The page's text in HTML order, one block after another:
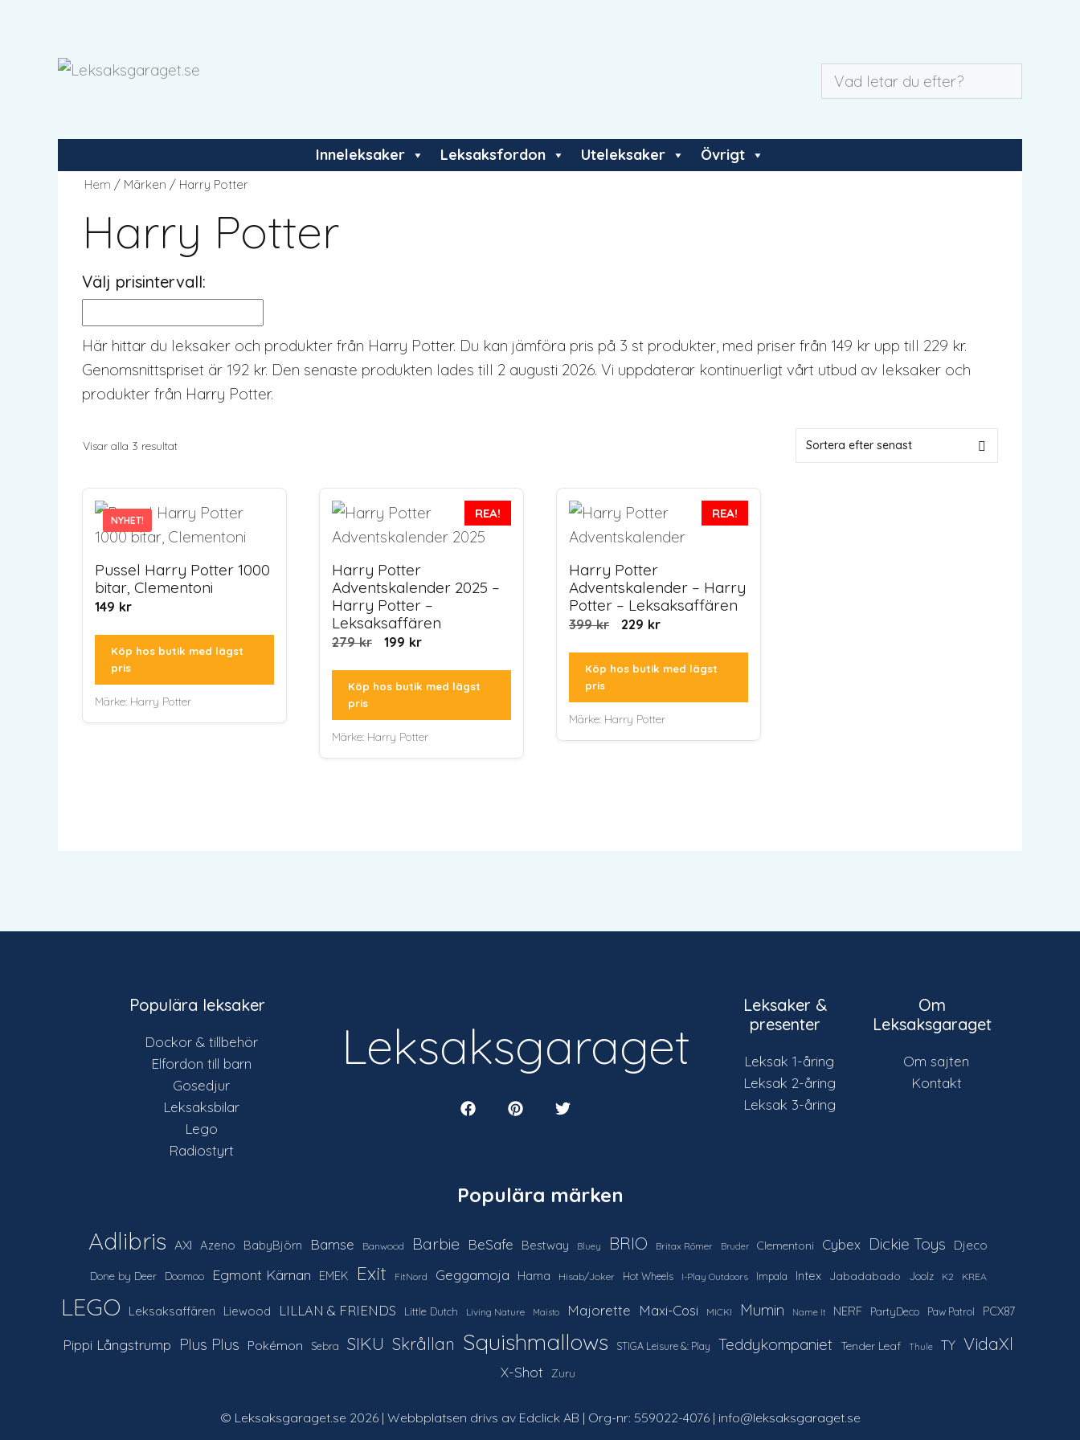
Inneleksaker Leksaksfordon Uteleksaker Övrigt
Hem / Märken / Harry Potter
Harry Potter
Välj prisintervall:
Här hittar du leksaker och produkter från Harry Potter. Du kan jämföra pris på 3 st produkter, med priser från 149 kr upp till 229 kr.
Genomsnittspriset är 192 kr. Den senaste produkten lades till 2 augusti 2026. Vi uppdaterar kontinuerligt vårt utbud av leksaker och
produkter från Harry Potter.
Visar alla 3 resultatSortera
NYHET!
NYHET!
Pussel Harry Potter 1000
bitar, Clementoni
149 kr
Köp hos butik med lägst
pris
Märke: Harry Potter
REA!
Harry Potter
Adventskalender 2025 –
Harry Potter –
Leksaksaffären
279kr
Det
priset
279 kr.
199 krDet
priset
199 kr.
Köp hos butik med lägst
pris
Märke: Harry Potter
REA!
Harry Potter
Adventskalender – Harry
Potter – Leksaksaffären
399kr
Det
priset
399 kr.
229 krDet
priset
229 kr.
Köp hos butik med lägst
pris
Märke: Harry Potter
Populära leksaker
Dockor & tillbehör
Elfordon till barn
Gosedjur
Leksaksbilar
Lego
Radiostyrt
Leksaksgaraget
Leksaker &
presenter
Leksak 1-åring
Leksak 2-åring
Leksak 3-åring
Om
Leksaksgaraget
Om sajten
Kontakt
Populära märken
Adlibris AXI Azeno BabyBjörn Bamse Banwood Barbie BeSafe Bestway Bluey BRIO Britax Römer Bruder Clementoni Cybex Dickie Toys Djeco
Done by Deer Doomoo Egmont Kärnan EMEK Exit FitNord Geggamoja Hama Hisab/Joker Hot Wheels I-Play Outdoors Impala Intex Jabadabado Joolz K2 KREA
LEGO Leksaksaffären Liewood LILLAN & FRIENDS Little Dutch Living Nature Maisto Majorette Maxi-Cosi MICKI Mumin Name It NERF PartyDeco Paw Patrol PCX87
Pippi Långstrump Plus Plus Pokémon Sebra SIKU Skrållan Squishmallows STIGA Leisure &: Play Teddykompaniet Tender Leaf Thule TY VidaXl
X-Shot Zuru
© Leksaksgaraget.se 2026 | Webbplatsen drivs av Edclick AB | Org-nr: 559022-4076 | info@leksaksgaraget.se